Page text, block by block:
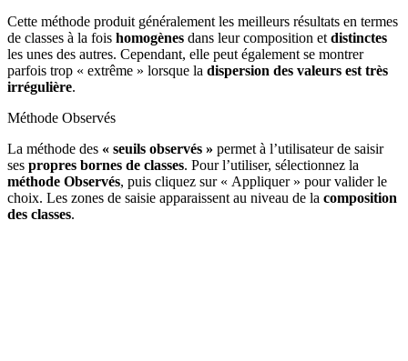
Cette méthode produit généralement les meilleurs résultats en termes
de classes à la fois homogènes dans leur composition et distinctes
les unes des autres. Cependant, elle peut également se montrer
parfois trop « extrême » lorsque la dispersion des valeurs est très
irrégulière.
Méthode Observés
La méthode des « seuils observés » permet à l’utilisateur de saisir
ses propres bornes de classes. Pour l’utiliser, sélectionnez la
méthode Observés, puis cliquez sur « Appliquer » pour valider le
choix. Les zones de saisie apparaissent au niveau de la composition
des classes.